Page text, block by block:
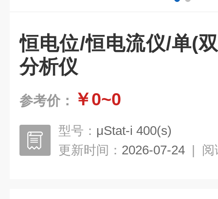
恒电位/恒电流仪/单(
分析仪
参考价： ￥0~0
型号： μStat-i 400(s)
更新时间： 2026-07-24 | 阅